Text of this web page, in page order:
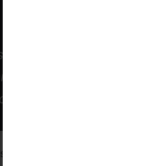
und musst
2024 bis 2124.
Konflikte